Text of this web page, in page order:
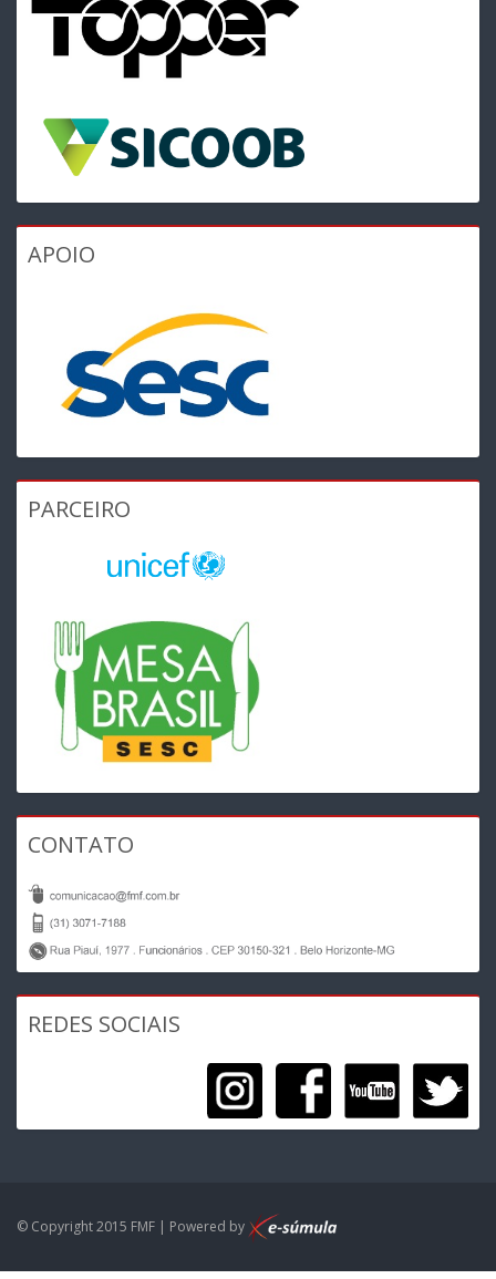
APOIO
PARCEIRO
CONTATO
REDES SOCIAIS
© Copyright 2015 FMF | Powered by